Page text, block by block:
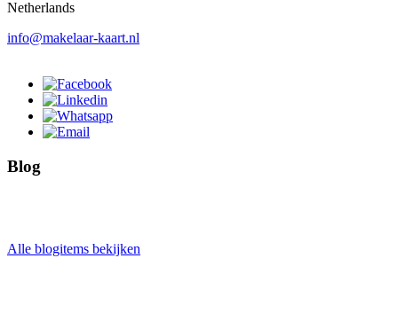
Netherlands
info@makelaar-kaart.nl
Blog
Alle blogitems bekijken